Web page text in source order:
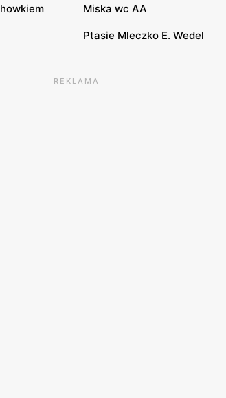
Miska wc AA
Ptasie Mleczko E. Wedel
REKLAMA